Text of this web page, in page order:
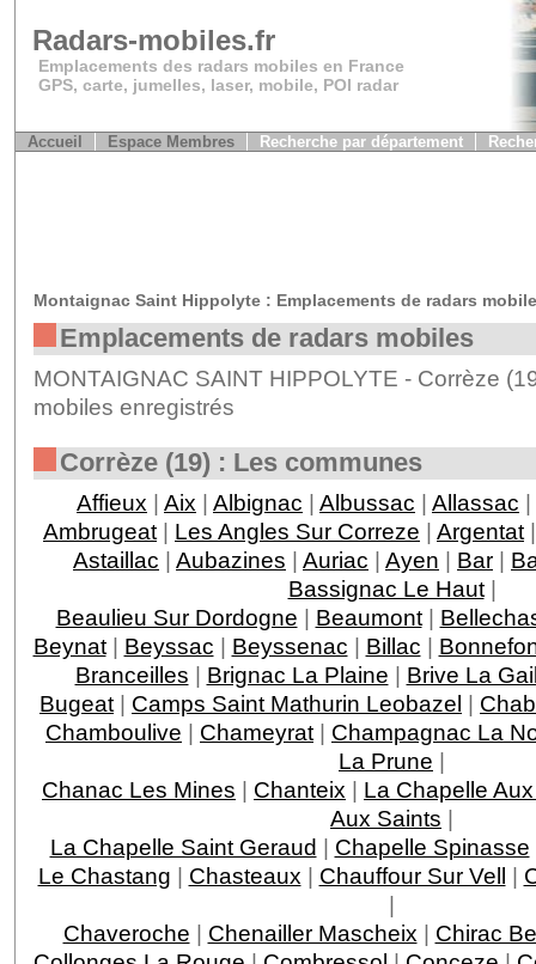
Radars-mobiles.fr
Emplacements des radars mobiles en France
GPS, carte, jumelles, laser, mobile, POI radar
Accueil Espace Membres Recherche par département
Montaignac Saint Hippolyte : Emplacements de radars
Emplacements de radars mobiles
MONTAIGNAC SAINT HIPPOLYTE - Corrèze
mobiles enregistrés
Corrèze (19) : Les communes
Affieux | Aix | Albignac | Albussac | Allassac |
Ambrugeat | Les Angles Sur Correze | Argentat
Astaillac | Aubazines | Auriac | Ayen | Bar |
Bassignac Le Haut|
Beaulieu Sur Dordogne | Beaumont|
Beynat| Beyssac | Beyssenac | Billac |
Branceilles | Brignac La Plaine | Brive La
Bugeat | Camps Saint Mathurin Leobazel |
Chamboulive | Chameyrat | Champagnac La
La Prune |
Chanac Les Mines | Chanteix | La Chapelle
Aux Saints |
La Chapelle Saint Geraud | Chapelle Spinasse
Le Chastang | Chasteaux | Chauffour Sur Vell |
|
Chaveroche | Chenailler Mascheix | Chirac